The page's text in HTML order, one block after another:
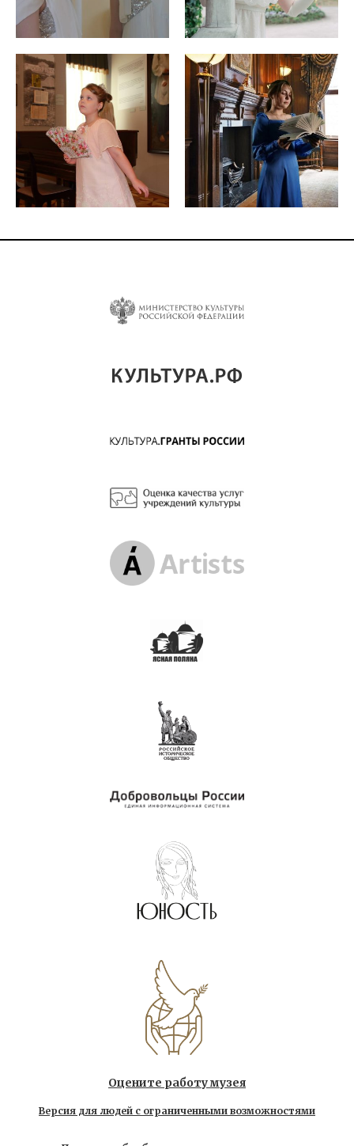
Оцените работу музея
Версия для людей с ограниченными возможностями